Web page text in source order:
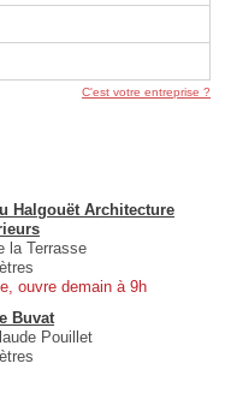
C'est votre entreprise ?
Halgouët Architecture
la Terrasse
ouvre demain à 9h
Buvat
Pouillet